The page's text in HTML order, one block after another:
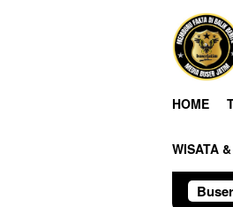
HOME
WISATA
Penegak Hukum, Kapolres